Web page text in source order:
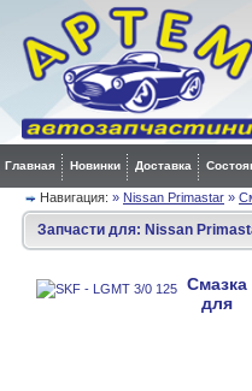
Главная Новинки Доставка
Навигация: » Nissan Primastar »
Запчасти для: Nissan
Смазка
для